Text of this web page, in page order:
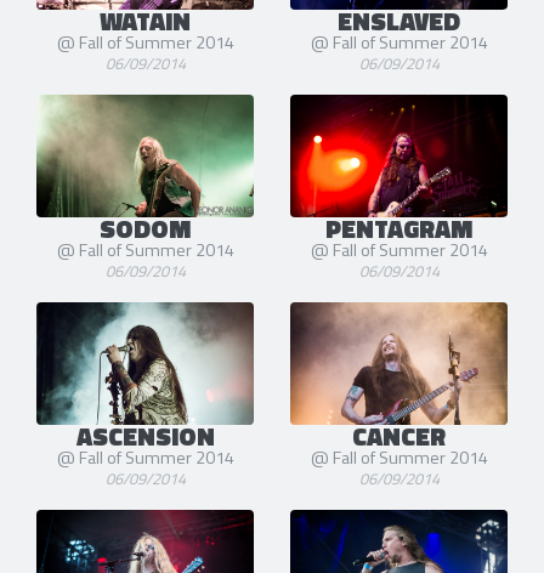
WATAIN
@ Fall of Summer 2014
06/09/2014
ENSLAVED
@ Fall of Summer 2014
06/09/2014
SODOM
@ Fall of Summer 2014
06/09/2014
PENTAGRAM
@ Fall of Summer 2014
06/09/2014
ASCENSION
@ Fall of Summer 2014
06/09/2014
CANCER
@ Fall of Summer 2014
06/09/2014